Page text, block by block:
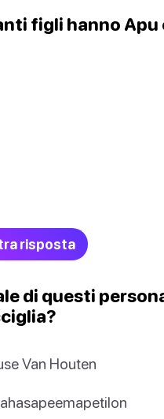
figli hanno Apu
risposta
di questi
Van Houten